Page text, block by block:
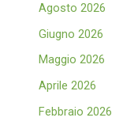
Agosto 2026
Giugno 2026
Maggio 2026
Aprile 2026
Febbraio 2026